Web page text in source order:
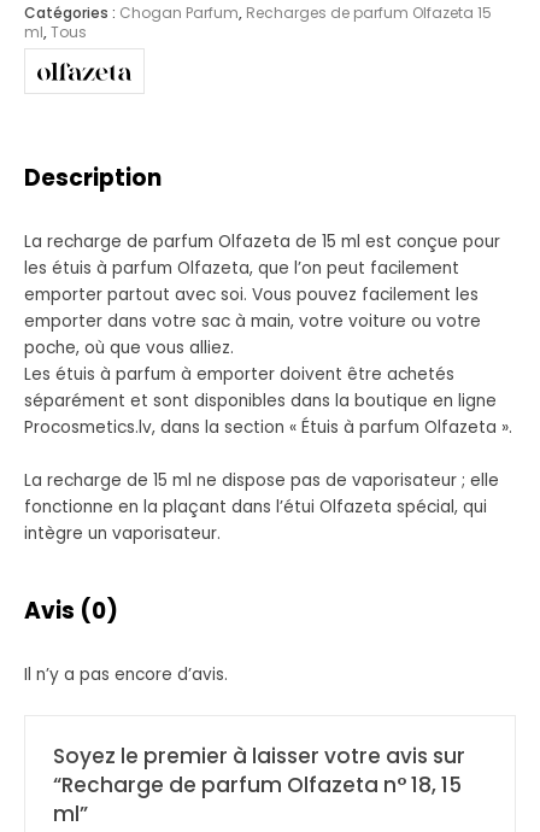
Catégories : Chogan Parfum, Recharges de parfum Olfazeta 15
ml,Tous
Description
La recharge de parfum Olfazeta de 15 ml est conçue pour
les étuis à parfum Olfazeta, que l’on peut facilement
emporter partout avec soi. Vous pouvez facilement les
emporter dans votre sac à main, votre voiture ou votre
poche, où que vous alliez.
Les étuis à parfum à emporter doivent être achetés
séparément et sont disponibles dans la boutique en ligne
Procosmetics.lv, dans la section « Étuis à parfum Olfazeta ».
La recharge de 15 ml ne dispose pas de vaporisateur ; elle
fonctionne en la plaçant dans l’étui Olfazeta spécial, qui
intègre un vaporisateur.
Avis (0)
Il n’y a pas encore d’avis.
Soyez le premier à laisser votre avis sur
“Recharge de parfum Olfazeta n° 18, 15
ml”